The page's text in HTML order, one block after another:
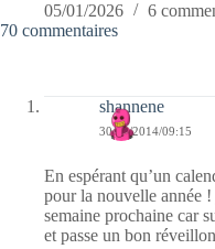
05/01/2026
6
70 commentaires
shannene
30/12/2014/09:15
En espérant qu’un
pour la nouvelle année
semaine prochaine car
et passe un bon